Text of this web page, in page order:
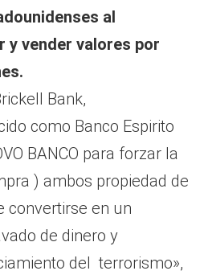
al
y vender valores por
Bank,
como Banco Espirito
BANCO para forzar la
) ambos propiedad de
convertirse en un
de dinero y
del terrorismo»,